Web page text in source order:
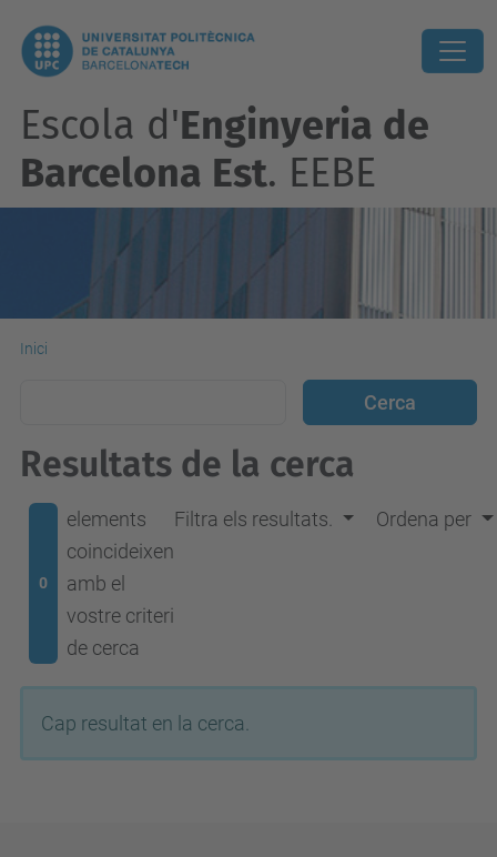
Escola d'Enginyeria de
Barcelona Est. EEBE
Inici
Resultats de la cerca
0
elements
coincideixen
amb el
vostre criteri
de cerca
Filtra els resultats. Ordena per
Cap resultat en la cerca.